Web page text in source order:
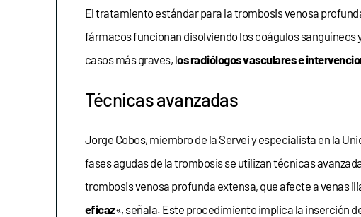
El tratamiento estándar para la trombosis venosa
fármacos funcionan disolviendo los coágulos sanguíneos
casos más graves, los radiólogos vasculares e
Técnicas avanzadas
Jorge Cobos, miembro de la Servei y especialista en la
fases agudas de la trombosis se utilizan técnicas
trombosis venosa profunda extensa, que afecte a venas
eficaz«, señala. Este procedimiento implica la inserción